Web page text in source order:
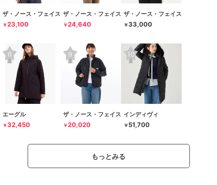
ザ・ノース・フェイス
￥23,100
ザ・ノース・フェイス
￥24,640
ザ・ノース・フェイス
￥33,000
エーグル
￥32,450
ザ・ノース・フェイス
￥20,020
インディヴィ
￥ 51,700
もっとみる